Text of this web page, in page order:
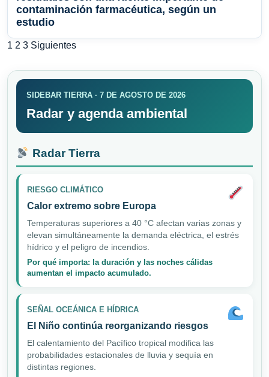
contaminación farmacéutica, según un
estudio
Paginación
de
entradas
1 2 3 Siguientes
SIDEBAR TIERRA · 7 DE AGOSTO DE 2026
Radar y agenda ambiental
Radar Tierra
RIESGO CLIMÁTICO
Calor extremo sobre Europa
Temperaturas superiores a 40 °C afectan varias zonas y
elevan simultáneamente la demanda eléctrica, el estrés
hídrico y el peligro de incendios.
Por qué importa: la duración y las noches cálidas
aumentan el impacto acumulado.
SEÑAL OCEÁNICA E HÍDRICA
El Niño continúa reorganizando riesgos
El calentamiento del Pacífico tropical modifica las
probabilidades estacionales de lluvia y sequía en
distintas regiones.